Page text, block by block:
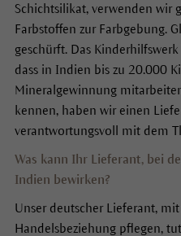
Schichtsilikat, verwenden wir
Farbstoffen zur Farbgebung.
geschürft. Das
dass in Indien bis zu 20.000
Mineralgewinnung
kennen, haben wir einen
verantwortungsvoll mit dem
Was kann Ihr Lieferant, bei
Indien bewirken?
Unser deutscher Lieferant,
Handelsbeziehung pflegen,